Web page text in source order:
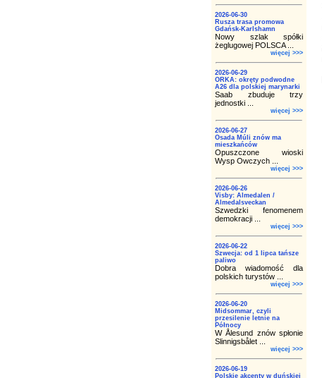
2026-06-30
Rusza trasa promowa
Gdańsk-Karlshamn
Nowy szlak spółki
żeglugowej POLSCA ...
więcej >>>
2026-06-29
ORKA: okręty podwodne
A26 dla polskiej marynarki
Saab zbuduje trzy
jednostki ...
więcej >>>
2026-06-27
Osada Múli znów ma
mieszkańców
Opuszczone wioski
Wysp Owczych ...
więcej >>>
2026-06-26
Visby: Almedalen /
Almedalsveckan
Szwedzki fenomenem
demokracji ...
więcej >>>
2026-06-22
Szwecja: od 1 lipca tańsze
paliwo
Dobra wiadomość dla
polskich turystów ...
więcej >>>
2026-06-20
Midsommar, czyli
przesilenie letnie na
Północy
W Ålesund znów spłonie
Slinnigsbålet ...
więcej >>>
2026-06-19
Polskie akcenty w duńskiej